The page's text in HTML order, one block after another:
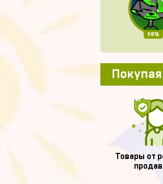
98%
Товары от